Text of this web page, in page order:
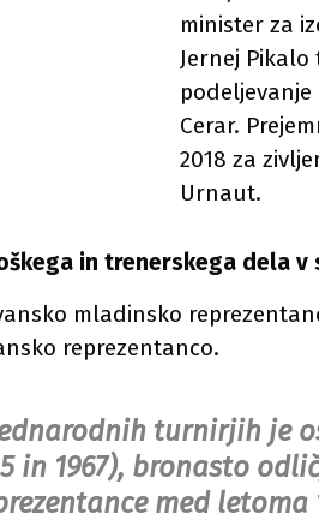
in trenerskega dela v
mladinsko
reprezentanco.
turnirjih je
in 1967), bronasto
med letoma